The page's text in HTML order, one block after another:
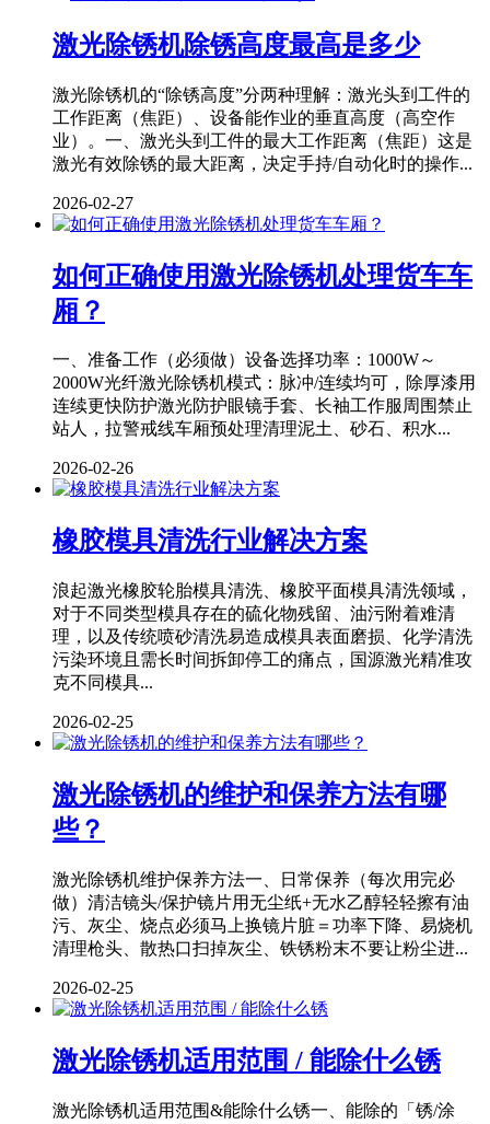
激光除锈机除锈高度最高是多少
激光除锈机的“除锈高度”分两种理解：激光头到工件的
工作距离（焦距）、设备能作业的垂直高度（高空作
业）。一、激光头到工件的最大工作距离（焦距）这是
激光有效除锈的最大距离，决定手持/自动化时的操作...
2026-02-27
如何正确使用激光除锈机处理货车车
厢？
一、准备工作（必须做）设备选择功率：1000W～
2000W光纤激光除锈机模式：脉冲/连续均可，除厚漆用
连续更快防护激光防护眼镜手套、长袖工作服周围禁止
站人，拉警戒线车厢预处理清理泥土、砂石、积水...
2026-02-26
橡胶模具清洗行业解决方案
浪起激光橡胶轮胎模具清洗、橡胶平面模具清洗领域，
对于不同类型模具存在的硫化物残留、油污附着难清
理，以及传统喷砂清洗易造成模具表面磨损、化学清洗
污染环境且需长时间拆卸停工的痛点，国源激光精准攻
克不同模具...
2026-02-25
激光除锈机的维护和保养方法有哪
些？
激光除锈机维护保养方法一、日常保养（每次用完必
做）清洁镜头/保护镜片用无尘纸+无水乙醇轻轻擦有油
污、灰尘、烧点必须马上换镜片脏＝功率下降、易烧机
清理枪头、散热口扫掉灰尘、铁锈粉末不要让粉尘进...
2026-02-25
激光除锈机适用范围 / 能除什么锈
激光除锈机适用范围&能除什么锈一、能除的「锈/涂